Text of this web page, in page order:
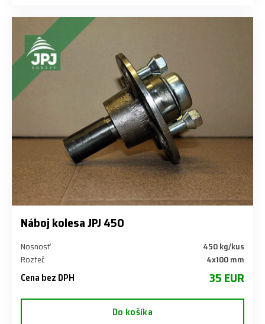
Náboj kolesa JPJ 450
Nosnosť
450 kg/kus
Rozteč
4x100 mm
Cena bez DPH 35 EUR
Do košíka